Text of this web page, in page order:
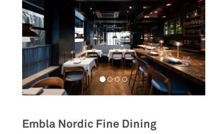
Embla Nordic Fine Dining